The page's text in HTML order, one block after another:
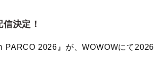
決定！
PARCO 2026』が、WOWOWにて2026